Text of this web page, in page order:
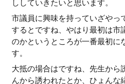
ししていきたいと思います。
市議員に興味を持っていざやっ
するとですね、やはり最初は市
のかというところが一番最初に
す。
大抵の場合はですね、先生から
んから誘われたとか、ひょんな